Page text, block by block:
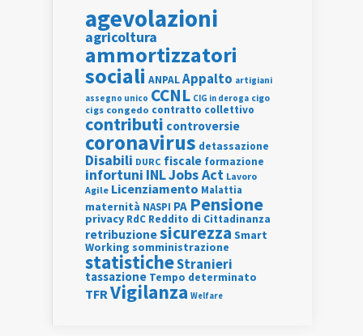
agevolazioni
agricoltura
ammortizzatori
sociali ANPALAppalto artigiani
assegno unico CCNL CIG in deroga cigo
cigs congedo contratto collettivo
contributi controversie
coronavirus detassazione
Disabili DURC fiscale formazione
infortuni INLJobs Act Lavoro
Agile Licenziamento Malattia
maternità NASPI PA Pensione
privacy RdC Reddito di Cittadinanza
retribuzionesicurezza Smart
Working somministrazione
statisticheStranieri
tassazione Tempo determinato
TFRVigilanza Welfare